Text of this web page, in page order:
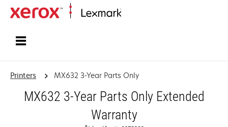
Printers MX632 3-Year Parts Only
MX632 3-Year Parts Only Extended
Warranty